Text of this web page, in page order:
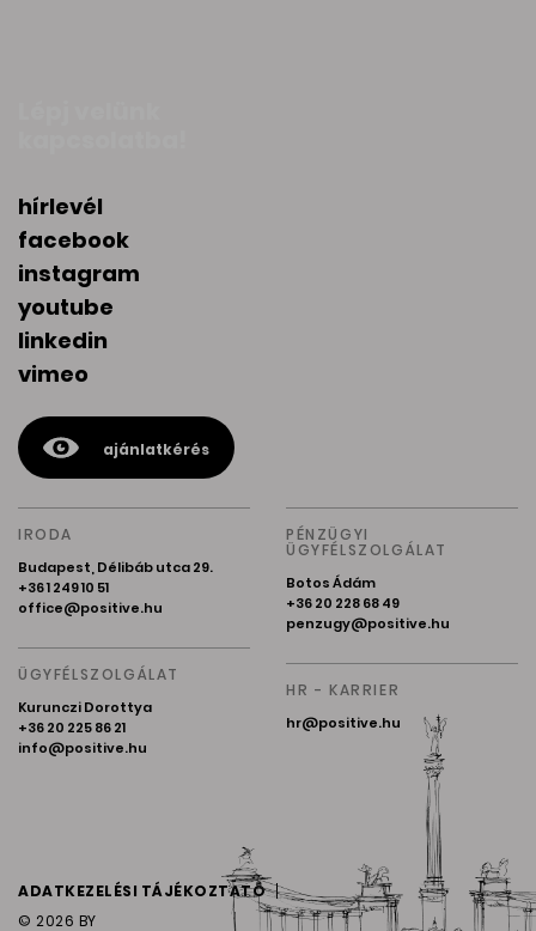
hírlevél
facebook
instagram
youtube
linkedin
vimeo
ajánlatkérés
IRODA
Budapest, Délibáb utca 29.
+36 1 249 10 51
office@positive.hu
ÜGYFÉLSZOLGÁLAT
Kurunczi Dorottya
+36 20 225 86 21
info@positive.hu
PÉNZÜGYI
ÜGYFÉLSZOLGÁLAT
Botos Ádám
+36 20 228 68 49
penzugy@positive.hu
HR - KARRIER
hr@positive.hu
ADATKEZELÉSI TÁJÉKOZTATÓ
© 2026 BY